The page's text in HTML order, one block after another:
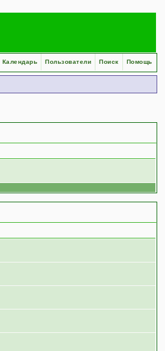
Помощь
Поиск
Пользователи
Календарь